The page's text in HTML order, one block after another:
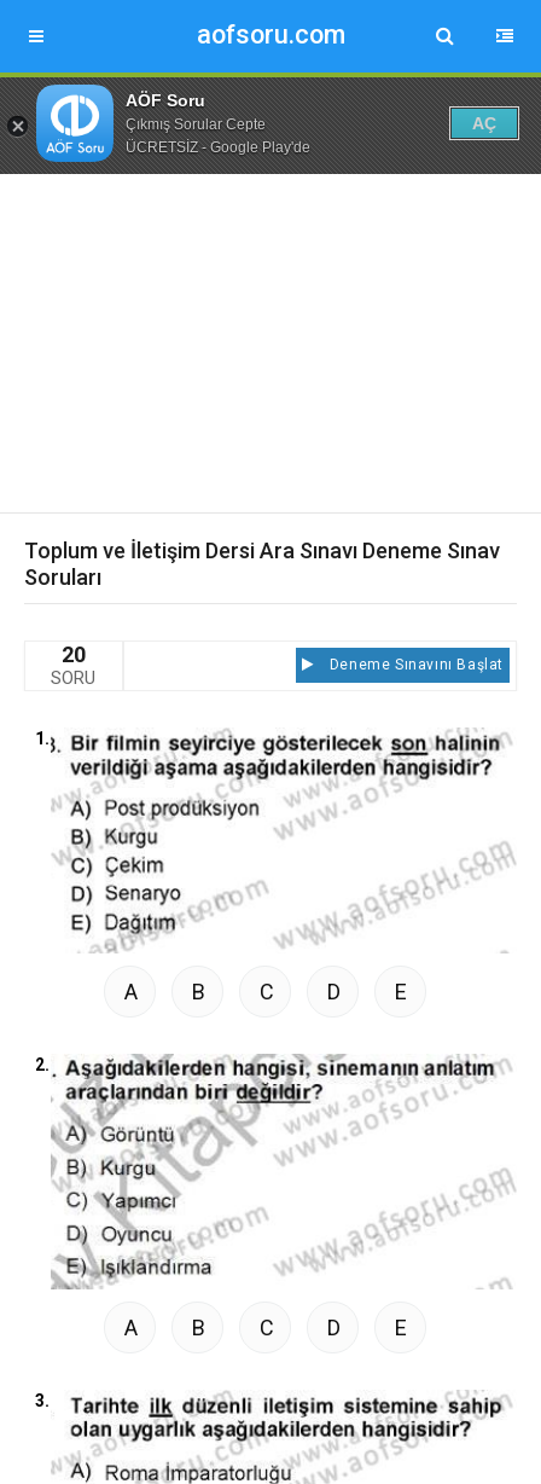
aofsoru.com
AÖF Soru
Çıkmış Sorular Cepte
ÜCRETSİZ - Google Play'de
AÇ
Toplum ve İletişim Dersi Ara Sınavı Deneme Sınav
Soruları
20
SORU
Deneme Sınavını Başlat
1.
A B C D E
2.
A B C D E
3.